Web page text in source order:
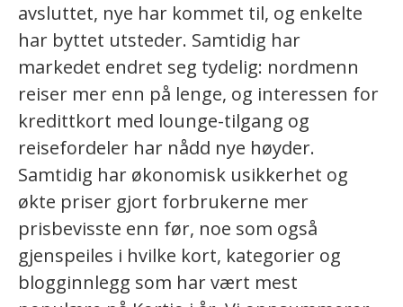
avsluttet, nye har kommet til, og enkelte
har byttet utsteder. Samtidig har
markedet endret seg tydelig: nordmenn
reiser mer enn på lenge, og interessen for
kredittkort med lounge-tilgang og
reisefordeler har nådd nye høyder.
Samtidig har økonomisk usikkerhet og
økte priser gjort forbrukerne mer
prisbevisste enn før, noe som også
gjenspeiles i hvilke kort, kategorier og
blogginnlegg som har vært mest